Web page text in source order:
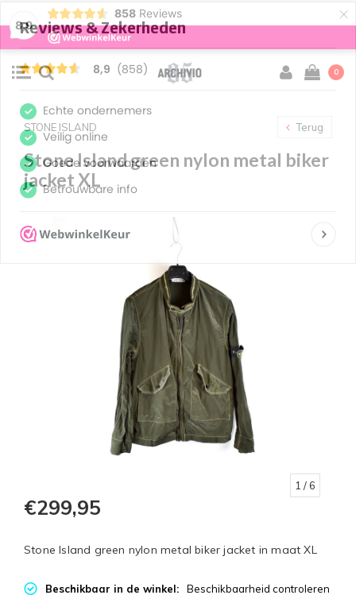
8,9
858 Reviews ×
0
STONE ISLAND Terug
Stone Island green nylon metal biker
jacket XL
1 / 6
€299,95
Stone Island green nylon metal biker jacket in maat XL
Beschikbaar in de winkel: Beschikbaarheid controleren